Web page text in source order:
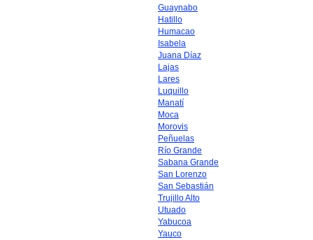
Guaynabo
Hatillo
Humacao
Isabela
Juana Díaz
Lajas
Lares
Luquillo
Manatí
Moca
Morovis
Peñuelas
Río Grande
Sabana Grande
San Lorenzo
San Sebastián
Trujillo Alto
Utuado
Yabucoa
Yauco